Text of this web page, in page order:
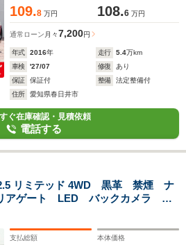
109.8 万円 108.6 万円
通常ローン 月々7,200円
年式 2016年 走行 5.4万km
車検
'27/07 修復
あり
保証
保証付 整備
法定整備付
住所
愛知県春日井市
ぐ在庫確認・見積依頼
電話する
リミテッド 4WD 黒革 禁煙 ナ
アゲート LED バックカメラ
席シートヒーター レーダークル
支払総額 本体価格